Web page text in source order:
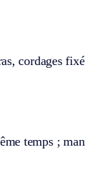
cordages
temps ;